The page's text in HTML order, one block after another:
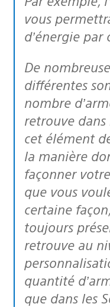
vous
d’énergie par
De nombreuses combinaisons
différentes
nombre
retrouve dans
cet élément
la manière
façonner
que vous
certaine
toujours
retrouve au
quantité
que dans les